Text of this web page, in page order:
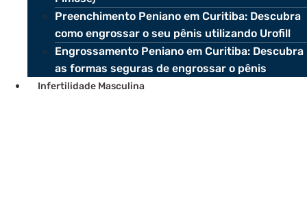
Preenchimento Peniano em Curitiba: Descubra
como engrossar o seu pênis utilizando Urofill
Engrossamento Peniano em Curitiba: Descubra
as formas seguras de engrossar o pênis
Infertilidade Masculina